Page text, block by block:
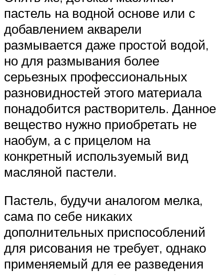
пастель на водной основе или с
добавлением акварели
размывается даже простой водой,
но для размывания более
серьезных профессиональных
разновидностей этого материала
понадобится растворитель. Данное
вещество нужно приобретать не
наобум, а с прицелом на
конкретный используемый вид
масляной пастели.
Пастель, будучи аналогом мелка,
сама по себе никаких
дополнительных приспособлений
для рисования не требует, однако
применяемый для ее разведения